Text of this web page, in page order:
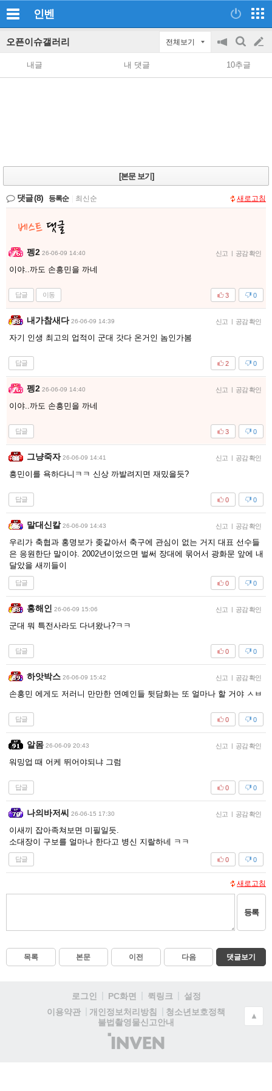
인벤
오픈이슈갤러리 전체보기
공
지
on/off
검
색
글
쓰
내글 내 댓글 10추글
[본문 보기]
댓글(8) 등록순 최신순 새로고침
펭2 26-06-09 14:40 신고 | 공감 확인
이야..까도 손흥민을 까네
답글 이동 0
3
내가참새다 26-06-09 14:39 신고 | 공감 확인
자기 인생 최고의 업적이 군대 갓다 온거인 놈인가봄
답글 0
2
펭2 26-06-09 14:40 신고 | 공감 확인
이야..까도 손흥민을 까네
답글 0
3
그냥죽자 26-06-09 14:41 신고 | 공감 확인
흥민이를 욕하다니ㅋㅋ 신상 까발려지면 재밌을듯?
답글 0
0
말대신칼 26-06-09 14:43 신고 | 공감 확인
우리가 축협과 홍명보가 좆같아서 축구에 관심이 없는 거지 대표 선수들
은 응원한단 말이야. 2002년이었으면 벌써 장대에 묶어서 광화문 앞에 내
달았을 새끼들이
답글 0
0
홍해인 26-06-09 15:06 신고 | 공감 확인
군대 뭐 특전사라도 다녀왔나?ㅋㅋ
답글 0
0
하앗박스 26-06-09 15:42 신고 | 공감 확인
손홍민 에게도 저러니 만만한 연예인들 뒷담화는 또 얼마나 할 거야 ㅅㅂ
답글 0
0
알몸 26-06-09 20:43 신고 | 공감 확인
워밍업 때 어케 뛰어야되냐 그럼
답글 0
0
나의바저씨 26-06-15 17:30 신고 | 공감 확인
이새끼 잡아족쳐보면 미필일듯.
소대장이 구보를 얼마나 한다고 병신 지랄하네 ㅋㅋ
답글 0
0
새로고침
등록
목록 본문 이전 다음 댓글보기
로그인 PC화면 퀵링크
설정
이용약관
개인정보처리방침
청소년보호정책
불법촬영물신고안내
(주)
인
▲